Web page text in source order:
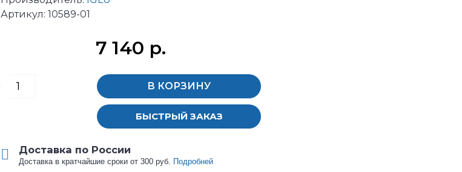
Артикул: 10589-01
7 140 р.
В КОРЗИНУ
БЫСТРЫЙ ЗАКАЗ
Доставка по России
Доставка в кратчайшие сроки от 300 руб. Подробней